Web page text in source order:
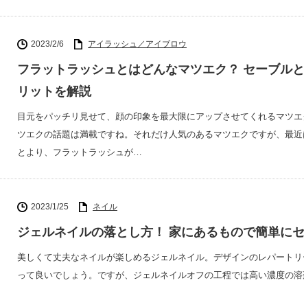
2023/2/6 アイラッシュ／アイブロウ
フラットラッシュとはどんなマツエク？ セーブル
リットを解説
目元をパッチリ見せて、顔の印象を最大限にアップさせてくれるマツ
ツエクの話題は満載ですね。それだけ人気のあるマツエクですが、最
とより、フラットラッシュが…
2023/1/25 ネイル
ジェルネイルの落とし方！ 家にあるもので簡単に
美しくて丈夫なネイルが楽しめるジェルネイル。デザインのレパート
って良いでしょう。ですが、ジェルネイルオフの工程では高い濃度の